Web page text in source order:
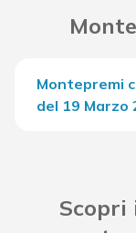
Montepremi
del 19 Marzo